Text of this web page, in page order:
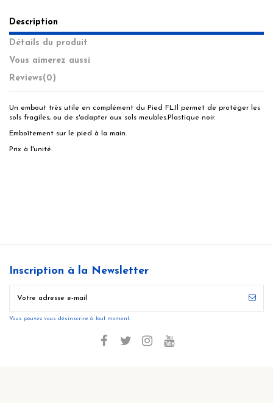
Description
Détails du produit
Vous aimerez aussi
Reviews(0)
Un embout très utile en complément du Pied FL.Il permet de protéger les
sols fragiles, ou de s'adapter aux sols meubles.Plastique noir.
Emboîtement sur le pied à la main.
Prix à l'unité.
Inscription à la Newsletter
Vous pouvez vous désinscrire à tout moment.